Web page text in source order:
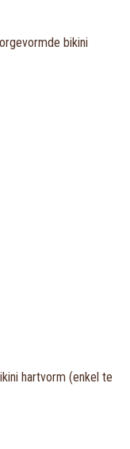
bikini
hartvorm (enkel te